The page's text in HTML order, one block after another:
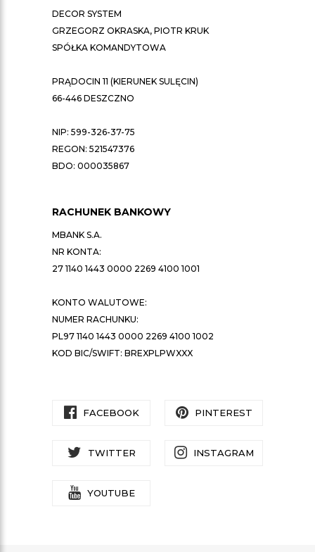
DECOR SYSTEM
GRZEGORZ OKRASKA, PIOTR KRUK
SPÓŁKA KOMANDYTOWA
PRĄDOCIN 11 (KIERUNEK SULĘCIN)
66-446 DESZCZNO
NIP: 599-326-37-75
REGON: 521547376
BDO: 000035867
RACHUNEK BANKOWY
MBANK S.A.
NR KONTA:
27 1140 1443 0000 2269 4100 1001
KONTO WALUTOWE:
NUMER RACHUNKU:
PL97 1140 1443 0000 2269 4100 1002
KOD BIC/SWIFT: BREXPLPWXXX
FACEBOOK PINTEREST
TWITTER INSTAGRAM
YOUTUBE